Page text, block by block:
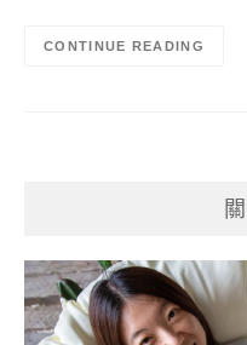
CONTINUE READING